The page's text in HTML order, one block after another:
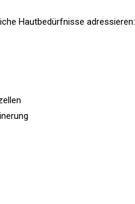
Hautbedürfnisse adressieren: